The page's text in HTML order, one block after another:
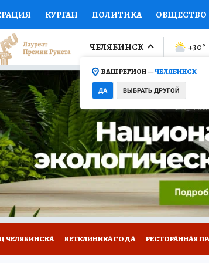
КУРГАН ПОЛИТИКА ОБЩЕСТВО
СПОРТ КОЛУМНИСТЫ ПРОИСШЕСТВИЯ
ФИНАНСЫ ОТКРЫВАЕМ МИР Я ЗНАЮ
НА СПОРТ ПРОМОКОДЫ СЕРИАЛЫ
ТЕЛЕВИЗОР КОЛЛЕКЦИИ
НА САЙТЕ
ЧЕЛЯБИНСК
ВАШ РЕГИОН —ЧЕЛЯБИНСК
ДА ВЫБРАТЬ ДРУГОЙ
+30°
ЧЕЛЯБИНСКА ВЕТКЛИНИКА ГОДА РЕСТОРАННАЯ